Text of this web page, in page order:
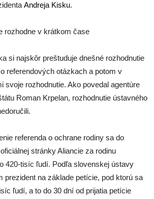
Andreja Kisku.
rozhodne v krátkom čase
si najskôr preštuduje dnešné rozhodnutie
referendových otázkach a potom v
svoje rozhodnutie. Ako povedal agentúre
Roman Krpelan, rozhodnutie ústavného
referenda o ochrane rodiny sa do
stránky Aliancie za rodinu
420-tisíc ľudí. Podľa slovenskej ústavy
prezident na základe petície, pod ktorú sa
ľudí, a to do 30 dní od prijatia petície